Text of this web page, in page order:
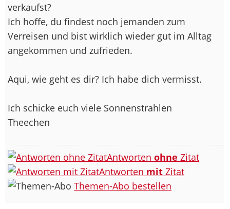
verkaufst?
Ich hoffe, du findest noch jemanden zum
Verreisen und bist wirklich wieder gut im Alltag
angekommen und zufrieden.
Aqui, wie geht es dir? Ich habe dich vermisst.
Ich schicke euch viele Sonnenstrahlen
Theechen
Antworten ohne Zitat
Antworten mit Zitat
Themen-Abo bestellen